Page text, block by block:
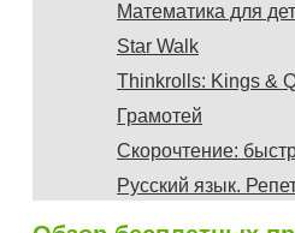
Математика для
Star Walk
Thinkrolls: Kings &
Грамотей
Скорочтение:
Русский язык.